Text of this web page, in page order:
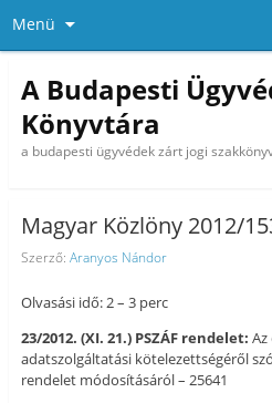
Menü
A Budapesti
Könyvtára
a budapesti ügyvédek zárt jogi
Magyar Közlöny 2012/
Szerző: Aranyos Nándor
Olvasási idő: 2 – 3 perc
23/2012. (XI. 21.) PSZÁF rendelet:
adatszolgáltatási kötelezettségéről
rendelet módosításáról – 25641